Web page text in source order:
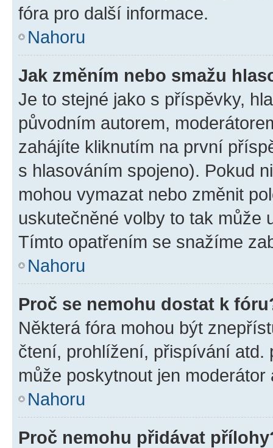
fóra pro další informace.
Nahoru
Jak změním nebo smažu
Je to stejné jako s příspěvky,
původním autorem,
zahájíte kliknutím na první
s hlasováním spojeno). Pokud
mohou vymazat nebo změnit
uskutečněné volby to tak může
Tímto opatřením se snažíme
Nahoru
Proč se nemohu dostat k
Některá fóra mohou být
čtení, prohlížení, přispívání atd.
může poskytnout jen
Nahoru
Proč nemohu přidávat